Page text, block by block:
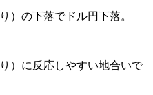
）の下落でドル円下落。
）に反応しやすい地合いで